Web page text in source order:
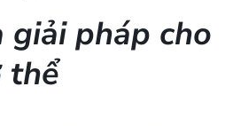
giải pháp cho
thể